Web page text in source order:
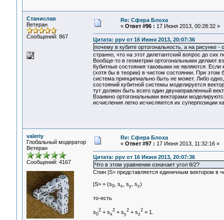
Станислав
Ветеран
Сообщений: 867
Re: Сфера Блоха
« Ответ #96 : 17 Июня 2013, 00:28:32 »
Цитата: ppv от 16 Июня 2013, 20:07:36
почему в кубите ортогональность, а на рисунке -
странно, что на этот дилетантский вопрос до сих
Вообще-то в геометрии ортогональными делают
Кубитные состояния таковыми не являются. Если
(хотя бы в теории) в чистом состоянии. При этом
система принципиально быть не может. Либо
состояний кубитной системы моделируется
тут должен быть всего один двунаправленный
Взаимно ортогональными векторами
исчисления легко исчисляются их суперпозиции
valeriy
Глобальный модератор
Ветеран
Сообщений: 4167
Re: Сфера Блоха
« Ответ #97 : 17 Июня 2013, 11:32:16 »
Цитата: ppv от 16 Июня 2013, 20:07:36
Что в этом уравнении означает угол θ/2?
Спин |S> представляется единичным вектором в
|S> = (s0, sx , sy, sz)
то-есть
s0
2+ sx
2+ sy
2+ sz
2= 1.